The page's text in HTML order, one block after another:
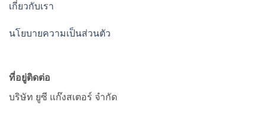
เกี่ยวกับเรา
นโยบายความเป็นส่วนตัว
ที่อยู่ติดต่อ
บริษัท ยูซี แก๊งสเตอร์ จำกัด